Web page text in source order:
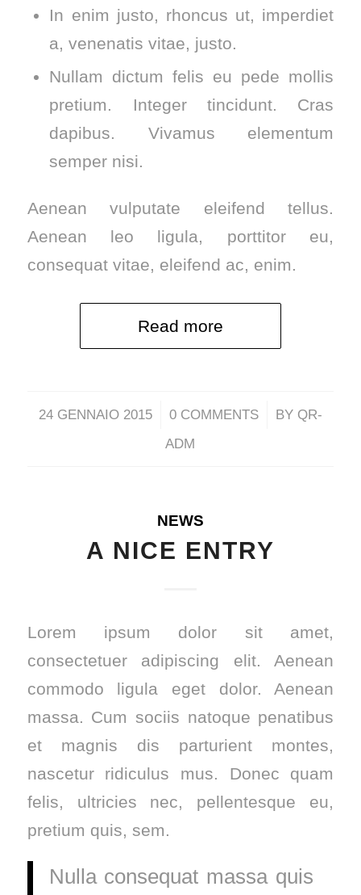
In enim justo, rhoncus ut, imperdiet
a, venenatis vitae, justo.
Nullam dictum felis eu pede mollis
pretium. Integer tincidunt. Cras
dapibus. Vivamus elementum
semper nisi.
Aenean vulputate eleifend tellus.
Aenean leo ligula, porttitor eu,
consequat vitae, eleifend ac, enim.
Read more
24 GENNAIO 2015
/ 0 COMMENTS
/ BY QR-
ADM
NEWS
A NICE ENTRY
Lorem ipsum dolor sit amet,
consectetuer adipiscing elit. Aenean
commodo ligula eget dolor. Aenean
massa. Cum sociis natoque penatibus
et magnis dis parturient montes,
nascetur ridiculus mus. Donec quam
felis, ultricies nec, pellentesque eu,
pretium quis, sem.
Nulla consequat massa quis